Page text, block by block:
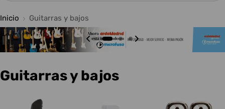
Inicio Guitarras y bajos
C
Guitarras y bajos